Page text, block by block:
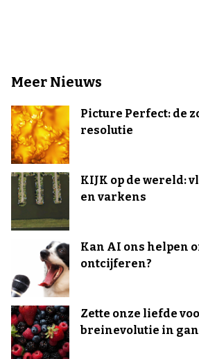
Meer Nieuws
Picture Perfect: de
resolutie
KIJK op de wereld:
en varkens
Kan AI ons helpen
ontcijferen?
Zette onze liefde
breinevolutie in